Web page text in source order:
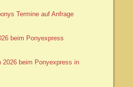
Termine auf Anfrage
beim Ponyexpress
2026 beim Ponyexpress in